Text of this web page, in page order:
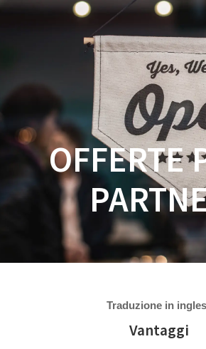
Salta
al
contenuto
OFFERTE
Traduzione in
Vantaggi